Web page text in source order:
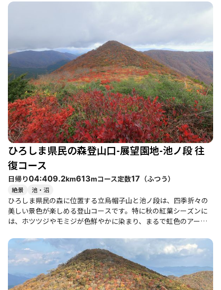
者から健脚者まで楽しめるコースです。 登山者たちの体験談から
らしく、思わず立ち止まって写真を撮りたくなる景色が広がりま
す。 コースは、熊野神社からの急登を経て、竜王山の広い台地へ
と続きます。そこからは比較的緩やかな道が続き、立烏帽子山や
池の段へと向かいます。特に立烏帽子山からの眺望は絶景で、周
囲の山々や紅葉を一望できます。登山者たちは、仲間と共にこの
美しい景色を楽しみながら、心温まる時間を過ごしています。 ま
た、周辺には温泉や美味しいグルメスポットもあり、登山後の楽
しみも充実しています。ラフォーレ庄原での温泉や、地元の名物
料理を楽しむことができ、登山の疲れを癒すことができます。 た
だし、注意点としては、登山道が滑りやすい箇所もあるため、足
元には十分に気を付ける必要があります。特に雨の後は注意が必
要です。全体として、比婆山の登山コースは、自然の美しさと仲
間との絆を感じられる素晴らしい体験を提供してくれます。
ひろしま県民の森登山口-展望園地-池ノ段 往
復コース
日帰り04:409.2km613mコース定数17 （ふつう）
絶景 池・沼
ひろしま県民の森に位置する立烏帽子山と池ノ段は、四季折々の
美しい景色が楽しめる登山コースです。特に秋の紅葉シーズンに
は、ホツツジやモミジが色鮮やかに染まり、まるで虹色のアーチ
丘に筋状に並ぶ様子に感動し、思わず写真を撮りたくなることで
しょう。 冬には、ブナ純林の神秘的な雪景色が魅力です。雪が降
り積もった中を歩くと、ふかふかの新雪が心地よく、静けさの中
で自然の美しさを堪能できます。特に、霧氷がつく瞬間や、青空
が顔を出す瞬間は、登山者にとって特別なご褒美となります。登